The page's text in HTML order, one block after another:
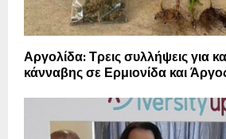
Αργολίδα: Τρεις συλλήψεις για
κάνναβης σε Ερμιονίδα και